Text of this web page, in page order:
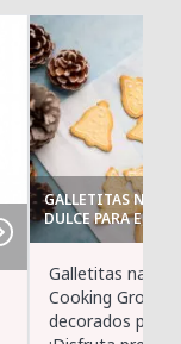
GALLETITAS
DULCE PARA
Galletitas
Cooking Group:
decorados